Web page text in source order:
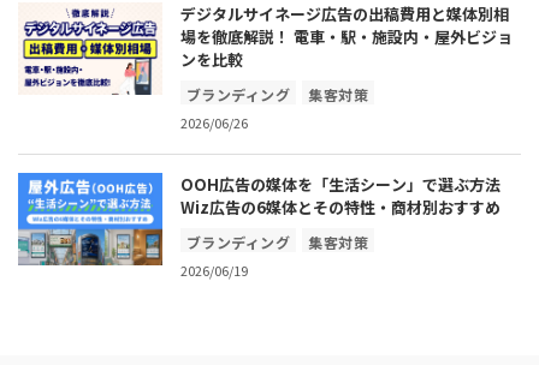
デジタルサイネージ広告の出稿費用と媒体別相
場を徹底解説！ 電車・駅・施設内・屋外ビジョ
ンを比較
ブランディング 集客対策
2026/06/26
OOH広告の媒体を「生活シーン」で選ぶ方法
Wiz広告の6媒体とその特性・商材別おすすめ
ブランディング 集客対策
2026/06/19